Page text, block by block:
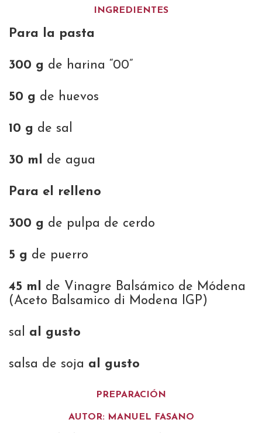
INGREDIENTES
Para la pasta
300 g de harina “00”
50 g de huevos
10 g de sal
30 ml de agua
Para el relleno
300 g de pulpa de cerdo
5 g de puerro
45 ml de Vinagre Balsámico de Módena
(Aceto Balsamico di Modena IGP)
sal al gusto
salsa de soja al gusto
PREPARACIÓN
AUTOR: MANUEL FASANO